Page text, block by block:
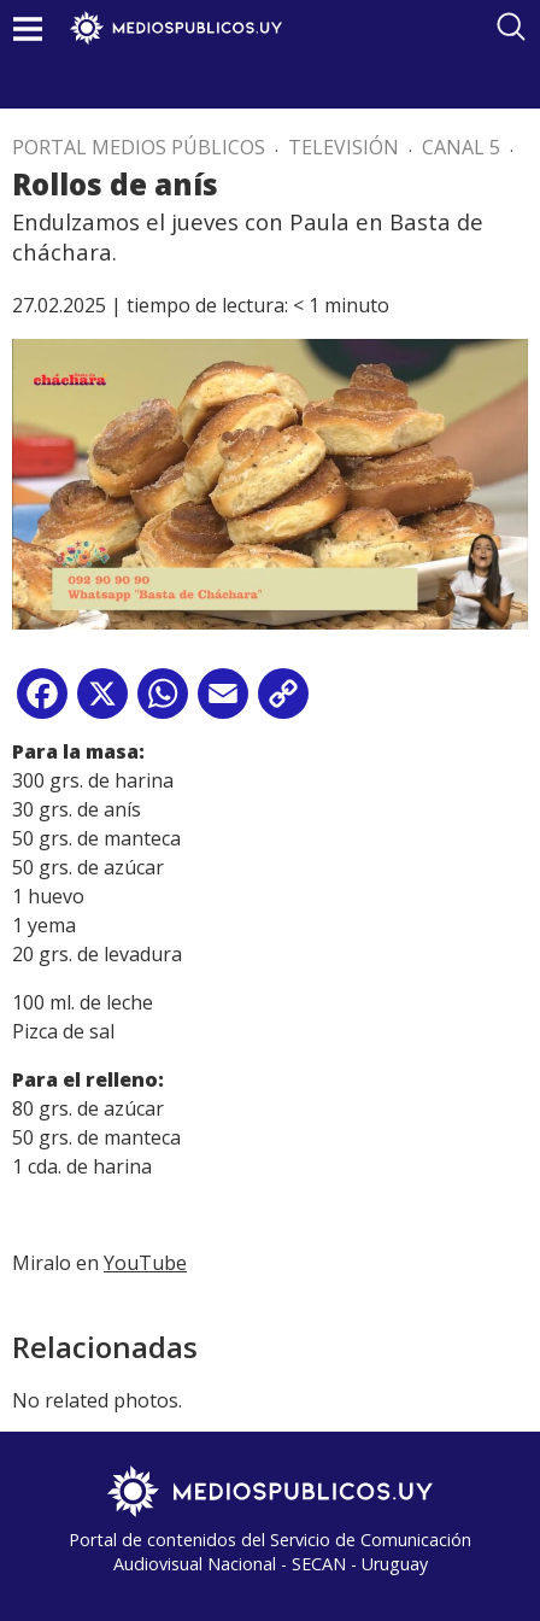
PORTAL MEDIOS PÚBLICOS . TELEVISIÓN . CANAL 5 .
Rollos de anís
Endulzamos el jueves con Paula en Basta de
cháchara.
27.02.2025 | tiempo de lectura: < 1 minuto
Facebook
X WhatsApp
Email
Para la masa:
300 grs. de harina
30 grs. de anís
50 grs. de manteca
50 grs. de azúcar
1 huevo
1 yema
20 grs. de levadura
100 ml. de leche
Pizca de sal
Para el relleno:
80 grs. de azúcar
50 grs. de manteca
1 cda. de harina
Miralo en YouTube
Relacionadas
No related photos.
Portal de contenidos del Servicio de Comunicación
Audiovisual Nacional - SECAN - Uruguay